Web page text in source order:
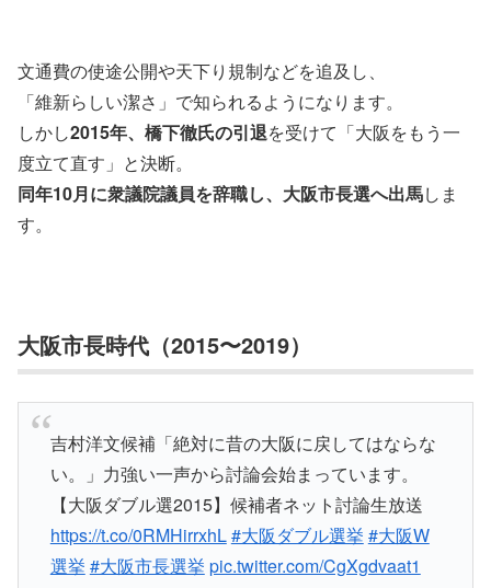
文通費の使途公開や天下り規制などを追及し、
「維新らしい潔さ」で知られるようになります。
しかし2015年、橋下徹氏の引退を受けて「大阪をもう一
度立て直す」と決断。
同年10月に衆議院議員を辞職し、大阪市長選へ出馬しま
す。
大阪市長時代（2015〜2019）
吉村洋文候補「絶対に昔の大阪に戻してはならな
い。」力強い一声から討論会始まっています。
【大阪ダブル選2015】候補者ネット討論生放送
https://t.co/0RMHirrxhL#大阪ダブル選挙 #大阪W
選挙 #大阪市長選挙 pic.twitter.com/CgXgdvaat1